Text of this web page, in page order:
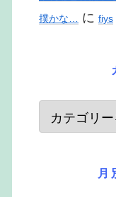
撲かな… に fiys
月